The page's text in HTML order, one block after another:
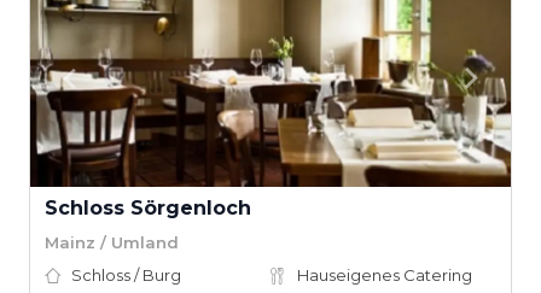
Schloss Sörgenloch
Mainz / Umland
Schloss / Burg
Hauseigenes Catering